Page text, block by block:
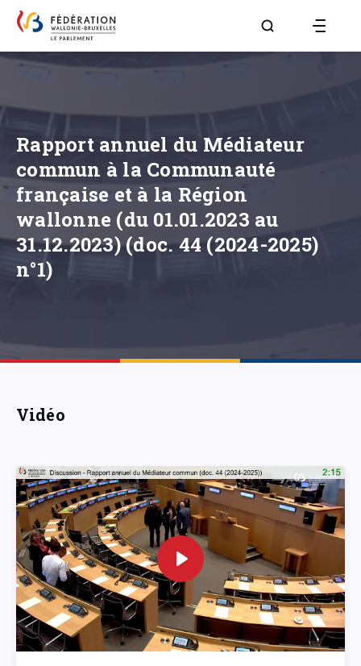
Aller à la page
Rapport annuel du Médiateur
commun à la Communauté
française et à la Région
wallonne (du 01.01.2023 au
31.12.2023) (doc. 44 (2024-2025)
n°1)
Vidéo